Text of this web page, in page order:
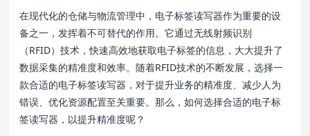
在现代化的仓储与物流管理中，电子标签读写器作为重要的设
备之一，发挥着不可替代的作用。它通过无线射频识别
（RFID）技术，快速高效地获取电子标签的信息，大大提升了
数据采集的精准度和效率。随着RFID技术的不断发展，选择一
款合适的电子标签读写器，对于提升业务的精准度、减少人为
错误、优化资源配置至关重要。那么，如何选择合适的电子标
签读写器，以提升精准度呢？